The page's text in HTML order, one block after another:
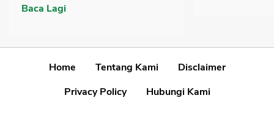
Baca Lagi
Home Tentang Kami
Disclaimer
Privacy Policy
Hubungi Kami